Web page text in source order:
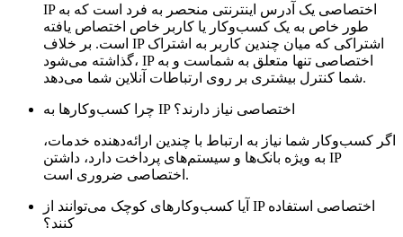
IP اختصاصی یک آدرس اینترنتی منحصر به فرد است که به
طور خاص به یک کسب‌وکار یا کاربر خاص اختصاص یافته
است. بر خلاف IP اشتراکی که میان چندین کاربر به اشتراک
گذاشته می‌شود، IP اختصاصی تنها متعلق به شماست و به
شما کنترل بیشتری بر روی ارتباطات آنلاین‌ شما می‌دهد.
چرا کسب‌وکارها به IP اختصاصی نیاز دارند؟
اگر کسب‌وکار شما نیاز به ارتباط با چندین ارائه‌دهنده خدمات،
به ویژه بانک‌ها و سیستم‌های پرداخت دارد، داشتن IP
اختصاصی ضروری است.
آیا کسب‌وکارهای کوچک می‌توانند از IP اختصاصی استفاده
کنند؟